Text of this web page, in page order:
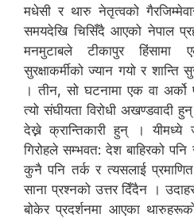
मधेसी र थारु नेतृत्वको
समयदेखि चिसिँदै आएको नेपाल
मनमुटाबले टीकापुर हिंसामा
सुरक्षाकर्मीको ज्यान गयो र शान्ति
। तीन, सो घटनामा एक वा
त्यो संघीयता विरोधी अखण्डवादी
देख्ने क्रान्तिकारी हुन् ।
गिरोहले सम्भवत: देश बाहिरको
कुनै पनि तर्क र त्यसलाई
साना प्रश्नको उत्तर दिँदैन ।
बोकेर प्रदर्शनमा आएका